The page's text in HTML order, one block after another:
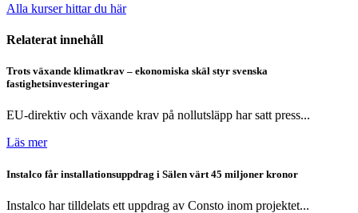
Alla kurser hittar du här
Relaterat innehåll
Trots växande klimatkrav – ekonomiska skäl styr svenska
fastighetsinvesteringar
EU-direktiv och växande krav på nollutsläpp har satt press...
Läs mer
Instalco får installationsuppdrag i Sälen värt 45 miljoner kronor
Instalco har tilldelats ett uppdrag av Consto inom projektet...